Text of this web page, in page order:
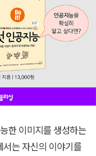
한 이미지를 생성하는
서는 자신의 이야기를